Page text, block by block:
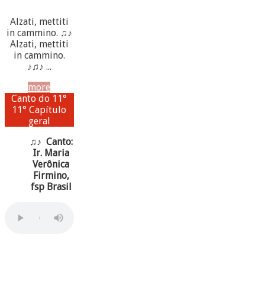
Alzati, mettiti
in cammino. ♫♪
Alzati, mettiti
in cammino.
♪♫♪ ...
more
Canto do 11°
11° Capítulo
geral
♫♪ Canto:
Ir. Maria
Verônica
Firmino,
fsp Brasil